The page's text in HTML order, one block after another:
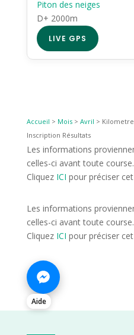
Piton des neiges
D+ 2000m
LIVE GPS
Accueil > Mois> Avril >
Inscription Résultats
Les informations
celles-ci avant toute course.
Cliquez ICI pour préciser
Les informations
celles-ci avant toute course.
Cliquez ICI pour préciser
Aide